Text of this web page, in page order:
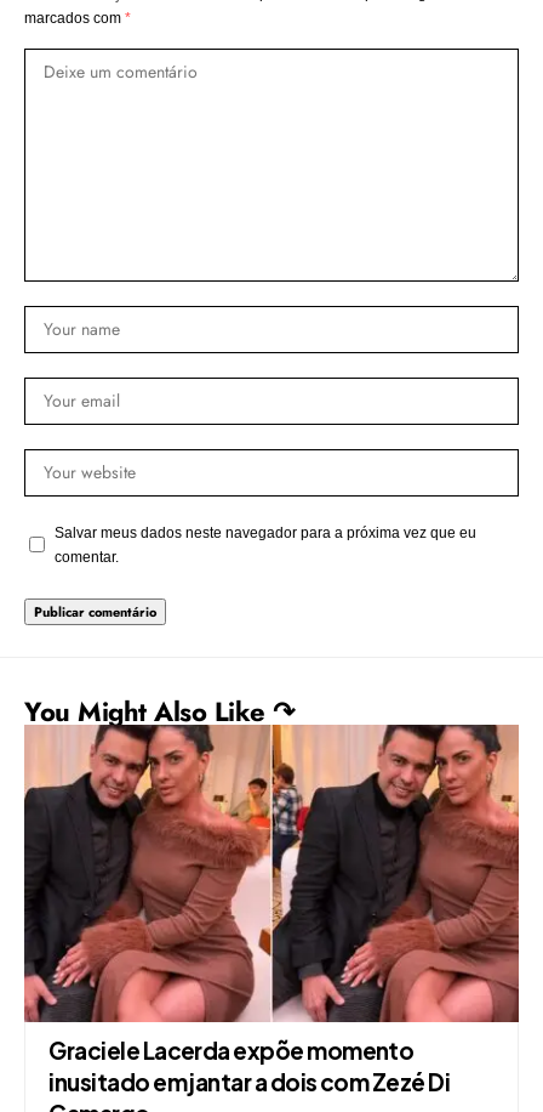
marcados com *
Salvar meus dados neste navegador para a próxima vez que eu
comentar.
You Might Also Like ↷
Graciele Lacerda expõe momento
inusitado em jantar a dois com Zezé Di